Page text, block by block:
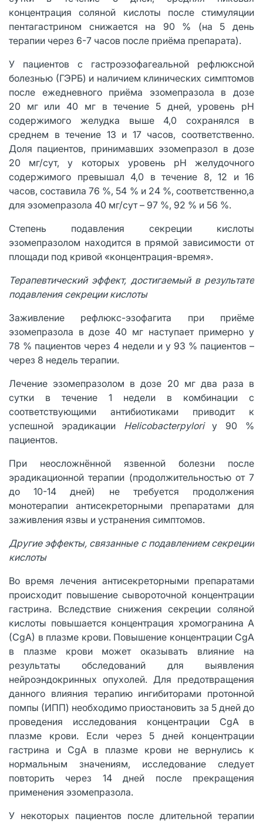
концентрация соляной кислоты после стимуляции
пентагастрином снижается на 90 % (на 5 день
терапии через 6-7 часов после приёма препарата).
У пациентов с гастроэзофагеальной рефлюксной
болезнью (ГЭРБ) и наличием клинических симптомов
после ежедневного приёма эзомепразола в дозе
20 мг или 40 мг в течение 5 дней, уровень рН
содержимого желудка выше 4,0 сохранялся в
среднем в течение 13 и 17 часов, соответственно.
Доля пациентов, принимавших эзомепразол в дозе
20 мг/сут, у которых уровень рН желудочного
содержимого превышал 4,0 в течение 8, 12 и 16
часов, составила 76 %, 54 % и 24 %, соответственно,а
для эзомепразола 40 мг/сут – 97 %, 92 % и 56 %.
Степень подавления секреции кислоты
эзомепразолом находится в прямой зависимости от
площади под кривой «концентрация-время».
Терапевтический эффект, достигаемый в результате
подавления секреции кислоты
Заживление рефлюкс-эзофагита при приёме
эзомепразола в дозе 40 мг наступает примерно у
78 % пациентов через 4 недели и у 93 % пациентов –
через 8 недель терапии.
Лечение эзомепразолом в дозе 20 мг два раза в
сутки в течение 1 недели в комбинации с
соответствующими антибиотиками приводит к
успешной эрадикации Helicobacterpyloriу 90 %
пациентов.
При неосложнённой язвенной болезни после
эрадикационной терапии (продолжительностью от 7
до 10-14 дней) не требуется продолжения
монотерапии антисекреторными препаратами для
заживления язвы и устранения симптомов.
Другие эффекты, связанные с подавлением секреции
кислоты
Во время лечения антисекреторными препаратами
происходит повышение сывороточной концентрации
гастрина. Вследствие снижения секреции соляной
кислоты повышается концентрация хромогранина A
(CgA) в плазме крови. Повышение концентрации CgA
в плазме крови может оказывать влияние на
результаты обследований для выявления
нейроэндокринных опухолей. Для предотвращения
данного влияния терапию ингибиторами протонной
помпы (ИПП) необходимо приостановить за 5 дней до
проведения исследования концентрации CgA в
плазме крови. Если через 5 дней концентрации
гастрина и CgA в плазме крови не вернулись к
нормальным значениям, исследование следует
повторить через 14 дней после прекращения
применения эзомепразола.
У некоторых пациентов после длительной терапии